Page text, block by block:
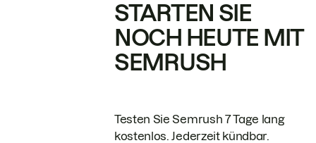
STARTEN SIE
NOCH HEUTE MIT
SEMRUSH
Testen Sie Semrush 7 Tage lang
kostenlos. Jederzeit kündbar.